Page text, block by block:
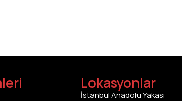
Lokasyonlar
İstanbul Anadolu Yakası